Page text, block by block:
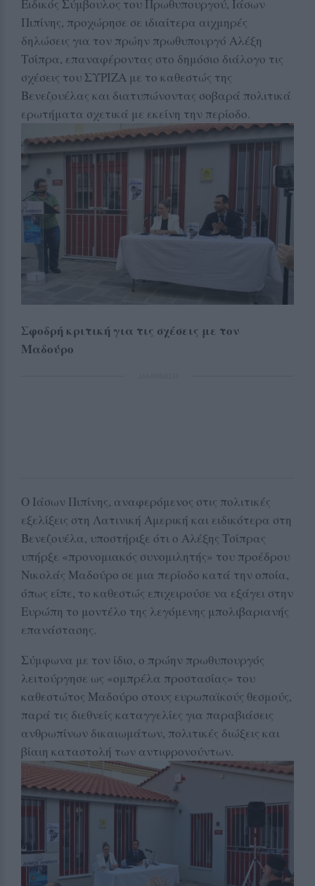
Ειδικός Σύμβουλος του Πρωθυπουργού, Ιάσων
Πιπίνης, προχώρησε σε ιδιαίτερα αιχμηρές
δηλώσεις για τον πρώην πρωθυπουργό Αλέξη
Τσίπρα, επαναφέροντας στο δημόσιο διάλογο τις
σχέσεις του ΣΥΡΙΖΑ με το καθεστώς της
Βενεζουέλας και διατυπώνοντας σοβαρά πολιτικά
ερωτήματα σχετικά με εκείνη την περίοδο.
Σφοδρή κριτική για τις σχέσεις με τον
Μαδούρο
Ο Ιάσων Πιπίνης, αναφερόμενος στις πολιτικές
εξελίξεις στη Λατινική Αμερική και ειδικότερα στη
Βενεζουέλα, υποστήριξε ότι ο Αλέξης Τσίπρας
υπήρξε «προνομιακός συνομιλητής» του προέδρου
Νικολάς Μαδούρο σε μια περίοδο κατά την οποία,
όπως είπε, το καθεστώς επιχειρούσε να εξάγει στην
Ευρώπη το μοντέλο της λεγόμενης μπολιβαριανής
επανάστασης.
Σύμφωνα με τον ίδιο, ο πρώην πρωθυπουργός
λειτούργησε ως «ομπρέλα προστασίας» του
καθεστώτος Μαδούρο στους ευρωπαϊκούς θεσμούς,
παρά τις διεθνείς καταγγελίες για παραβιάσεις
ανθρωπίνων δικαιωμάτων, πολιτικές διώξεις και
βίαιη καταστολή των αντιφρονούντων.